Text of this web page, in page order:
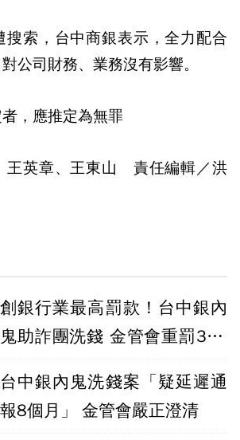
搜索，台中商銀表示，全力配合
公司財務、業務沒有影響。
，應推定為無罪
王英章、王東山 責任編輯／洪
創銀行業最高罰款！台中銀內
鬼助詐團洗錢 金管會重罰320
台中銀內鬼洗錢案「疑延遲通
報8個月」 金管會嚴正澄清